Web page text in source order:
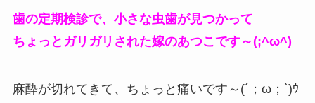
歯の定期検診で、小さな虫歯が見つかって
ちょっとガリガリされた嫁のあつこです～(;^ω^)
麻酔が切れてきて、ちょっと痛いです～(´；ω；`)ｳ